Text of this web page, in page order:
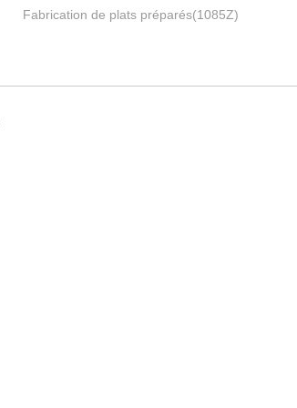
Fabrication de plats préparés(1085Z)